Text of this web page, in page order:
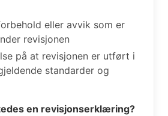
eller avvik som er
revisjonen
på at revisjonen er utført i
standarder og
en revisjonserklæring?